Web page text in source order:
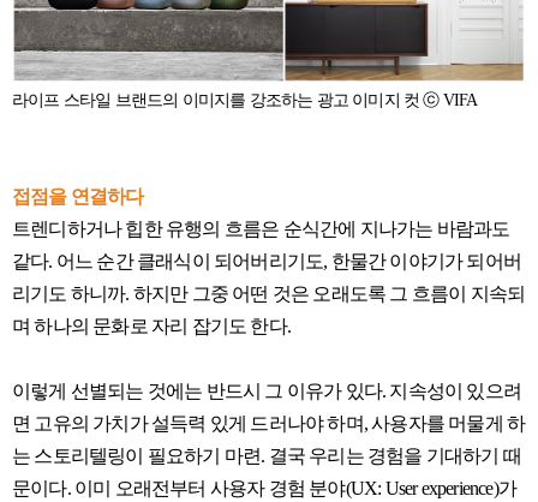
라이프 스타일 브랜드의 이미지를 강조하는 광고 이미지 컷 ⓒ VIFA
접점을 연결하다
트렌디하거나 힙한 유행의 흐름은 순식간에 지나가는 바람과도
같다. 어느 순간 클래식이 되어버리기도, 한물간 이야기가 되어버
리기도 하니까. 하지만 그중 어떤 것은 오래도록 그 흐름이 지속되
며 하나의 문화로 자리 잡기도 한다.
이렇게 선별되는 것에는 반드시 그 이유가 있다. 지속성이 있으려
면 고유의 가치가 설득력 있게 드러나야 하며, 사용자를 머물게 하
는 스토리텔링이 필요하기 마련. 결국 우리는 경험을 기대하기 때
문이다. 이미 오래전부터 사용자 경험 분야(UX: User experience)가